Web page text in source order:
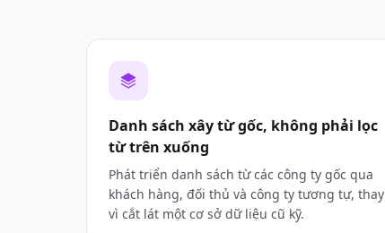
Danh sách xây từ gốc, không phải lọc
từ trên xuống
Phát triển danh sách từ các công ty gốc qua
khách hàng, đối thủ và công ty tương tự, thay
vì cắt lát một cơ sở dữ liệu cũ kỹ.